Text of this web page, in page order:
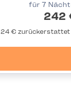
für 7
242
24 € zurückerstattet